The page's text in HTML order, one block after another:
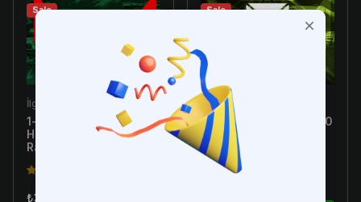
Sale
İlgili Ürün
1-10 Skin Arası Random
Hesap - Valorant
Random Hesap
₺34.99
Sale
İlgili Ürün
[Türkiye E-Postalı] 1-300
Skin Arası Random
Hesap - Valorant
Random Hesap